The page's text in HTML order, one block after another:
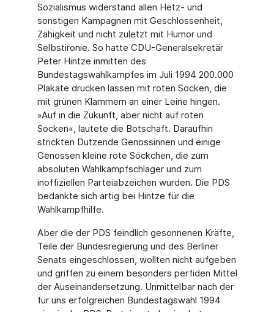
Sozialismus widerstand allen Hetz- und
sonstigen Kampagnen mit Geschlossenheit,
Zähigkeit und nicht zuletzt mit Humor und
Selbstironie. So hatte CDU-Generalsekretär
Peter Hintze inmitten des
Bundestagswahlkampfes im Juli 1994 200.000
Plakate drucken lassen mit roten Socken, die
mit grünen Klammern an einer Leine hingen.
»Auf in die Zukunft, aber nicht auf roten
Socken«, lautete die Botschaft. Daraufhin
strickten Dutzende Genossinnen und einige
Genossen kleine rote Söckchen, die zum
absoluten Wahlkampfschlager und zum
inoffiziellen Parteiabzeichen wurden. Die PDS
bedankte sich artig bei Hintze für die
Wahlkampfhilfe.
Aber die der PDS feindlich gesonnenen Kräfte,
Teile der Bundesregierung und des Berli­ner
Senats eingeschlossen, wollten nicht aufgeben
und griffen zu einem besonders per­fiden Mittel
der Auseinandersetzung. Unmittelbar nach der
für uns erfolgreichen Bun­destagswahl 1994